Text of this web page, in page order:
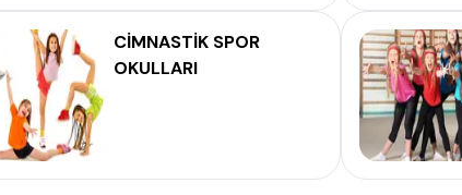
CİMNASTİK SPOR
OKULLARI